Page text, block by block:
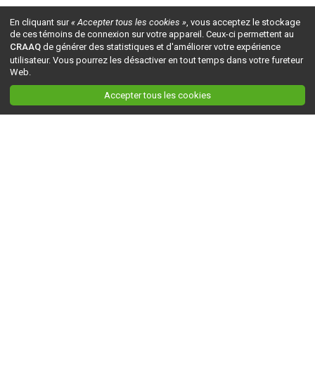
En cliquant sur« Accepter tous les cookies », vous acceptez le stockage
de ces témoins de connexion sur votre appareil. Ceux-ci permettent au
CRAAQ de générer des statistiques et d'améliorer votre expérience
utilisateur. Vous pourrez les désactiver en tout temps dans votre fureteur
Web.
Accepter tous les cookies